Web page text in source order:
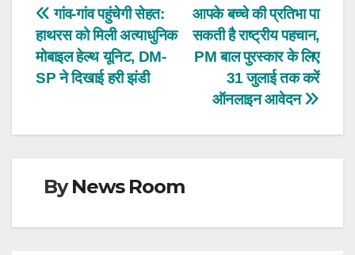
Post
navigation
आपके बच्चे की प्रतिभा पा
सकती है राष्ट्रीय पहचान,
PM बाल पुरस्कार के लिए
31 जुलाई तक करें
ऑनलाइन आवेदन
गांव-गांव पहुंचेगी सेहत:
हाथरस को मिली अत्याधुनिक
मोबाइल हेल्थ यूनिट, DM-
SP ने दिखाई हरी झंडी
ByNews Room